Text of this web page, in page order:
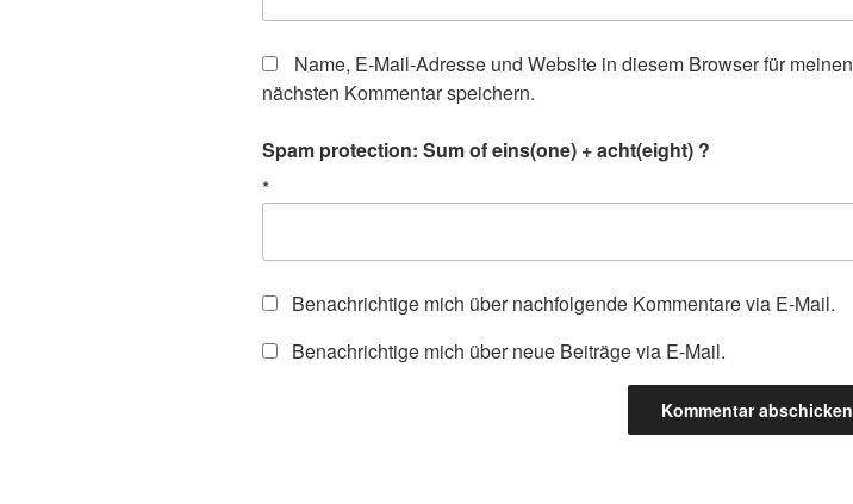
Name, E-Mail-Adresse und Website in diesem Browser für meinen
nächsten Kommentar speichern.
Spam protection: Sum of eins(one) + acht(eight) ?
*
Benachrichtige mich über nachfolgende Kommentare via E-Mail.
Benachrichtige mich über neue Beiträge via E-Mail.